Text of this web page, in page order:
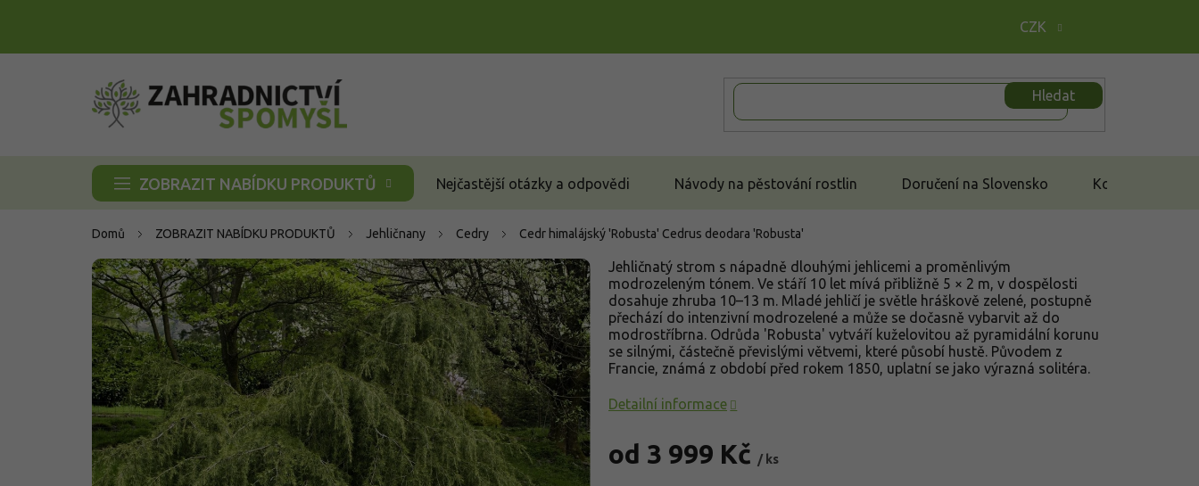
CZK
Hledat
ZOBRAZIT NABÍDKU PRODUKTŮ Nejčastější otázky a odpovědi Návody na pěstování rostlin Doručení na Slovensko Kontakt
Domů ZOBRAZIT NABÍDKU PRODUKTŮ Jehličnany Cedry Cedr himalájský 'Robusta' Cedrus deodara 'Robusta'
od 3 999 Kč / ks
Jehličnatý strom s nápadně dlouhými jehlicemi a proměnlivým
modrozeleným tónem. Ve stáří 10 let mívá přibližně 5 × 2 m, v dospělosti
dosahuje zhruba 10–13 m. Mladé jehličí je světle hráškově zelené, postupně
přechází do intenzivní modrozelené a může se dočasně vybarvit až do
modrostříbrna. Odrůda 'Robusta' vytváří kuželovitou až pyramidální korunu
se silnými, částečně převislými větvemi, které působí hustě. Původem z
Francie, známá z období před rokem 1850, uplatní se jako výrazná solitéra.
Detailní informace